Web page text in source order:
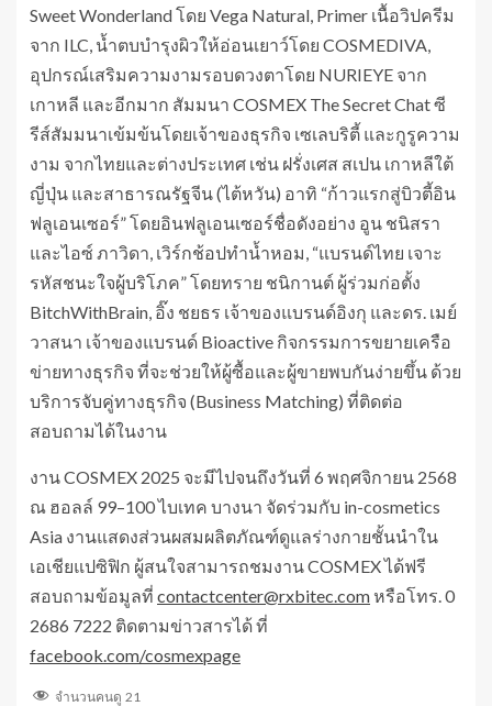
Sweet Wonderland โดย Vega Natural, Primer เนื้อวิปครีม
จาก ILC, น้ำตบบำรุงผิวให้อ่อนเยาว์โดย COSMEDIVA,
อุปกรณ์เสริมความงามรอบดวงตาโดย NURIEYE จาก
เกาหลี และอีกมาก สัมมนา COSMEX The Secret Chat ซี
รีส์สัมมนาเข้มข้นโดยเจ้าของธุรกิจ เซเลบริตี้ และกูรูความ
งาม จากไทยและต่างประเทศ เช่น ฝรั่งเศส สเปน เกาหลีใต้
ญี่ปุ่น และสาธารณรัฐจีน (ไต้หวัน) อาทิ “ก้าวแรกสู่บิวตี้อิน
ฟลูเอนเซอร์” โดยอินฟลูเอนเซอร์ชื่อดังอย่าง อูน ชนิสรา
และไอซ์ ภาวิดา, เวิร์กช้อปทำน้ำหอม, “แบรนด์ไทย เจาะ
รหัสชนะใจผู้บริโภค” โดยทราย ชนิกานต์ ผู้ร่วมก่อตั้ง
BitchWithBrain, อิ๊ง ชยธร เจ้าของแบรนด์อิงกุ และดร. เมย์
วาสนา เจ้าของแบรนด์ Bioactive กิจกรรมการขยายเครือ
ข่ายทางธุรกิจ ที่จะช่วยให้ผู้ซื้อและผู้ขายพบกันง่ายขึ้น ด้วย
บริการจับคู่ทางธุรกิจ (Business Matching) ที่ติดต่อ
สอบถามได้ในงาน
งาน COSMEX 2025 จะมีไปจนถึงวันที่ 6 พฤศจิกายน 2568
ณ ฮอลล์ 99–100 ไบเทค บางนา จัดร่วมกับ in-cosmetics
Asia งานแสดงส่วนผสมผลิตภัณฑ์ดูแลร่างกายชั้นนำใน
เอเชียแปซิฟิก ผู้สนใจสามารถชมงาน COSMEX ได้ฟรี
สอบถามข้อมูลที่ contactcenter@rxbitec.comหรือโทร. 0
2686 7222 ติดตามข่าวสารได้ ที่
facebook.com/cosmexpage
จำนวนคนดู 21